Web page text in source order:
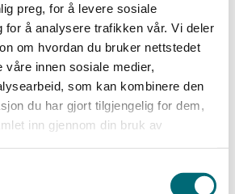
preg, for å levere sosiale
for å analysere trafikken vår. Vi deler
om hvordan du bruker nettstedet
våre innen sosiale medier,
som kan kombinere den
du har gjort tilgjengelig for dem,
inn gjennom din bruk av